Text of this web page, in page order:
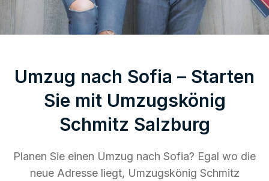
Umzug nach Sofia – Starten
Sie mit Umzugskönig
Schmitz Salzburg
Planen Sie einen Umzug nach Sofia? Egal wo die
neue Adresse liegt, Umzugskönig Schmitz